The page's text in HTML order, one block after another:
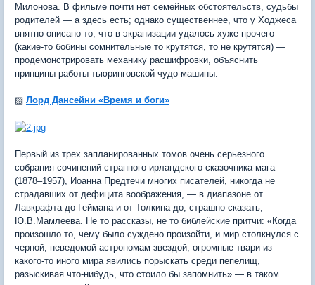
Милонова. В фильме почти нет семейных обстоятельств, судьбы
родителей — а здесь есть; однако существеннее, что у Ходжеса
внятно описано то, что в экранизации удалось хуже прочего
(какие-то бобины сомнительные то крутятся, то не крутятся) —
продемонстрировать механику расшифровки, объяснить
принципы работы тьюринговской чудо-машины.
▨ Лорд Дансейни «Время и боги»
Первый из трех запланированных томов очень серьезного
собрания сочинений странного ирландского сказочника-мага
(1878–1957), Иоанна Предтечи многих писателей, никогда не
страдавших от дефицита воображения, — в диапазоне от
Лавкрафта до Геймана и от Толкина до, страшно сказать,
Ю.В.Мамлеева. Не то рассказы, не то библейские притчи: «Когда
произошло то, чему было суждено произойти, и мир столкнулся с
черной, неведомой астрономам звездой, огромные твари из
какого-то иного мира явились порыскать среди пепелищ,
разыскивая что-нибудь, что стоило бы запомнить» — в таком